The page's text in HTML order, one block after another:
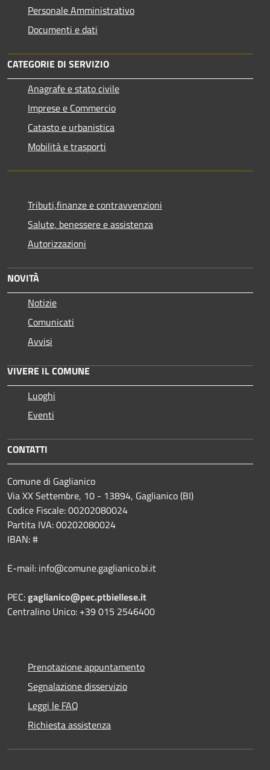
Personale Amministrativo
Documenti e dati
CATEGORIE DI SERVIZIO
Anagrafe e stato civile
Imprese e Commercio
Catasto e urbanistica
Mobilità e trasporti
Tributi,finanze e contravvenzioni
Salute, benessere e assistenza
Autorizzazioni
NOVITÀ
Notizie
Comunicati
Avvisi
VIVERE IL COMUNE
Luoghi
Eventi
CONTATTI
Comune di Gaglianico
Via XX Settembre, 10 - 13894, Gaglianico (BI)
Codice Fiscale: 00202080024
Partita IVA: 00202080024
IBAN: #
E-mail: info@comune.gaglianico.bi.it
PEC:gaglianico@pec.ptbiellese.it
Centralino Unico: +39 015 2546400
Prenotazione appuntamento
Segnalazione disservizio
Leggi le FAQ
Richiesta assistenza